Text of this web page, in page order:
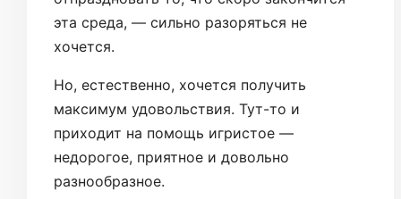
эта среда, — сильно разоряться не
хочется.
Но, естественно, хочется получить
максимум удовольствия. Тут-то и
приходит на помощь игристое —
недорогое, приятное и довольно
разнообразное.